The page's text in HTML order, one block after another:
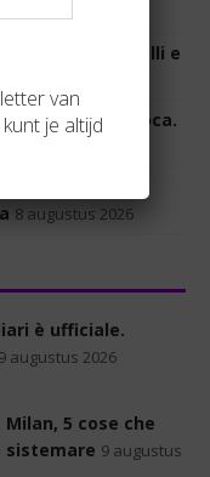
Conte, Bonelli e
dell’epoca.
la loro
8 augustus 2026
è ufficiale.
9 augustus 2026
5 cose che
sistemare 9 augustus
van
je altijd